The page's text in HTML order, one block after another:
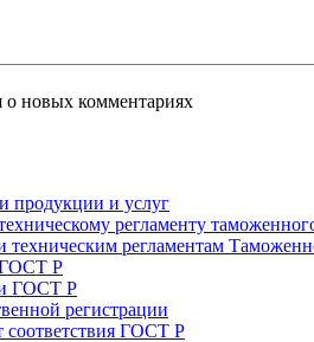
о новых комментариях
продукции и услуг
регламенту
техническим регламентам
ГОСТ Р
ГОСТ Р
регистрации
соответствия ГОСТ Р